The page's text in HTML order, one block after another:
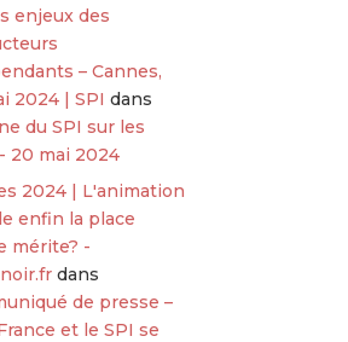
enjeux des
– Cannes,
2024 | SPI dans
du SPI sur les
20 mai 2024
2024 | L'animation
enfin la place
mérite? -
dans
de presse –
et le SPI se